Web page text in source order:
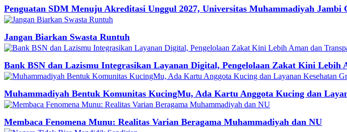
Penguatan SDM Menuju Akreditasi Unggul 2027, Universitas Muhammadiyah Jambi
Jangan Biarkan Swasta Runtuh
Bank BSN dan Lazismu Integrasikan Layanan Digital, Pengelolaan Zakat Kini Lebih
Muhammadiyah Bentuk Komunitas KucingMu, Ada Kartu Anggota Kucing dan
Membaca Fenomena Munu: Realitas Varian Beragama Muhammadiyah dan NU